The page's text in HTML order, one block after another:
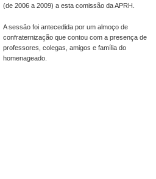
(de 2006 a 2009) a esta comissão da APRH.
A sessão foi antecedida por um almoço de
confraternização que contou com a presença de
professores, colegas, amigos e família do
homenageado.